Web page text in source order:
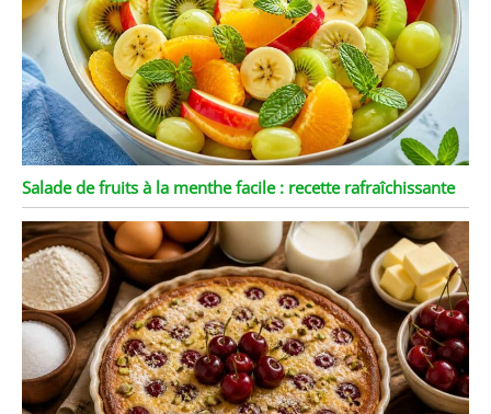
Salade de fruits à la menthe facile : recette rafraîchissante